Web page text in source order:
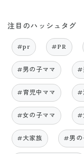
注目のハッシュタグ
#pr #PR
#男の子ママ #
#育児中ママ #
#女の子ママ #
#大家族 #男の